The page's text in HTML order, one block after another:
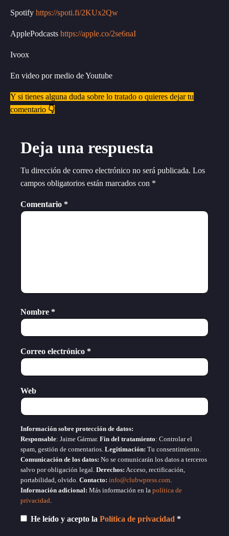
Spotify https://spoti.fi/2KUx2Qw
ApplePodcasts https://apple.co/2se6naI
Ivoox
En video por medio de Youtube
Y si tienes alguna duda sobre lo tratado o quieres dejar tu
comentario 👇
Deja una respuesta
Tu dirección de correo electrónico no será publicada. Los
campos obligatorios están marcados con *
Comentario *
Nombre *
Correo electrónico *
Web
Información sobre protección de datos:
Responsable: Jaime Gármar. Fin del tratamiento: Controlar el
spam, gestión de comentarios. Legitimación: Tu consentimiento.
Comunicación de los datos: No se comunicarán los datos a terceros
salvo por obligación legal. Derechos: Acceso, rectificación,
portabilidad, olvido. Contacto: info@clubwpress.com.
Información adicional: Más información en la política de
privacidad.
He leído y acepto la Política de privacidad *